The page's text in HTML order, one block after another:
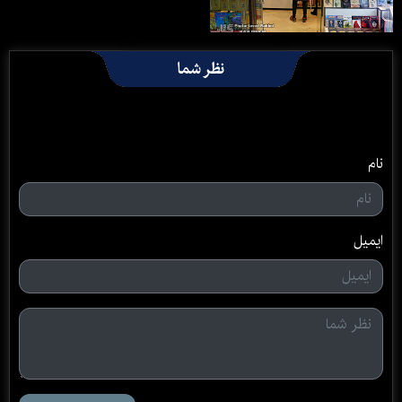
نظر شما
نام
ایمیل